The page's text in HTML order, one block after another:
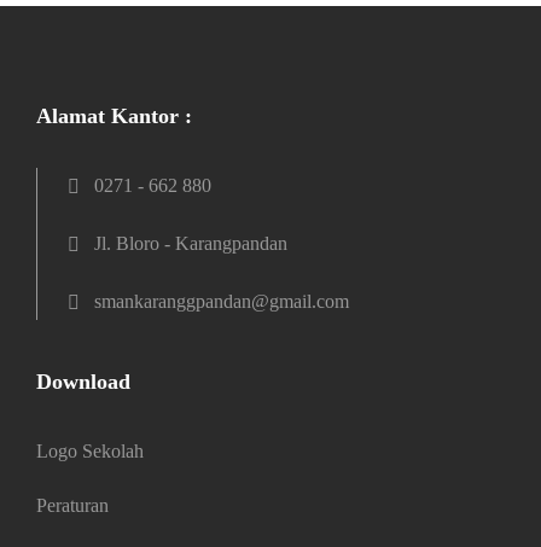
Alamat Kantor :
0271 - 662 880
Jl. Bloro - Karangpandan
smankaranggpandan@gmail.com
Download
Logo Sekolah
Peraturan